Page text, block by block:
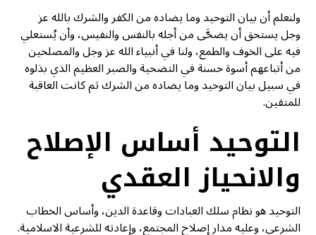
ولنعلم أن بيان التوحيد وما يضاده من الكفر والشرك بالله عز
وجل يستحق أن يضحَّى من أجله بالنفس والنفيس، وأن يُستعلي
فيه على الخوف والطمع، ولنا في أنبياء الله عز وجل والمصلحين
من أتباعهم أسوة حسنة في التضحية والصبر العظيم الذي بذلوه
في سبيل بيان التوحيد وما يضاده من الشرك ثم كانت العاقبة
للمتقين.
التوحيد أساس الإصلاح
والانحياز العقدي
التوحيد هو نظام سلك العبادات وقاعدة الدين، وأساس الخطاب
الشرعي، وعليه مدار إصلاح المجتمع، وإعادته للشرعية الاسلامية.